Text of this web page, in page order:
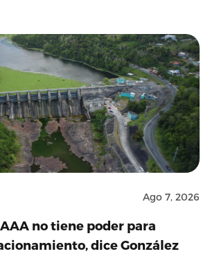
Ago 7, 2026
no tiene poder para
dice González